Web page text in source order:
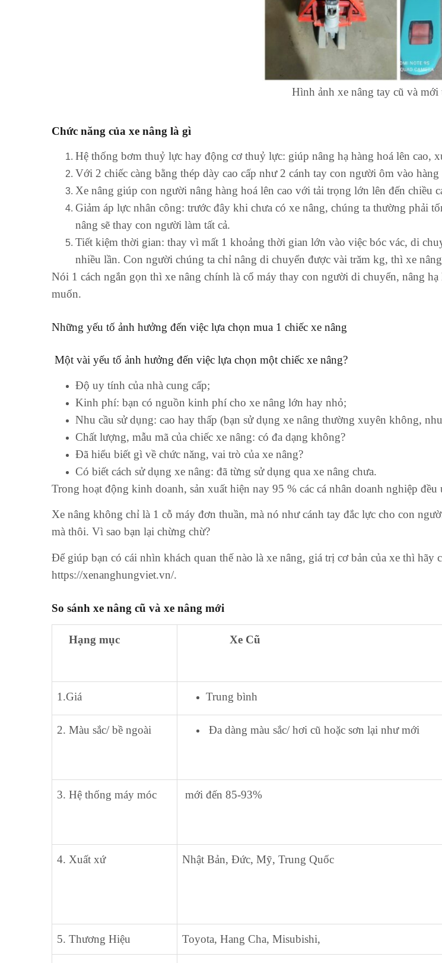
Hình ảnh xe nâng tay cũ và mới
Chức năng của xe nâng là gì
Hệ thống bơm thuỷ lực hay động cơ thuỷ lực: giúp nâng hạ hàng hoá lên cao,
Với 2 chiếc càng bằng thép dày cao cấp như 2 cánh tay con người ôm vào
Xe nâng giúp con người nâng hàng hoá lên cao với tải trọng lớn lên đến chiều
Giảm áp lực nhân công: trước đây khi chưa có xe nâng, chúng ta thường phải
nâng sẽ thay con người làm tất cả.
Tiết kiệm thời gian: thay vì mất 1 khoảng thời gian lớn vào việc bóc vác, di
nhiều lần. Con người chúng ta chỉ nâng di chuyển được vài trăm kg, thì xe
Nói 1 cách ngắn gọn thì xe nâng chính là cổ máy thay con người di chuyển, nâng
muốn.
Những yếu tố ảnh hưởng đến việc lựa chọn mua 1 chiếc xe nâng
Một vài yếu tố ảnh hưởng đến việc lựa chọn một chiếc xe nâng?
Độ uy tính của nhà cung cấp;
Kinh phí: bạn có nguồn kinh phí cho xe nâng lớn hay nhỏ;
Nhu cầu sử dụng: cao hay thấp (bạn sử dụng xe nâng thường xuyên không,
Chất lượng, mẫu mã của chiếc xe nâng: có đa dạng không?
Đã hiểu biết gì về chức năng, vai trò của xe nâng?
Có biết cách sử dụng xe nâng: đã từng sử dụng qua xe nâng chưa.
Trong hoạt động kinh doanh, sản xuất hiện nay 95 % các cá nhân doanh nghiệp
Xe nâng không chỉ là 1 cỗ máy đơn thuần, mà nó như cánh tay đắc lực cho con
mà thôi. Vì sao bạn lại chừng chừ?
Để giúp bạn có cái nhìn khách quan thế nào là xe nâng, giá trị cơ bản của xe thì
https://xenanghungviet.vn/.
So sánh xe nâng cũ và xe nâng mới
Hạng mục Xe Cũ
1.Giá Trung bình
2. Màu sắc/ bề ngoài Đa dàng màu sắc/ hơi cũ hoặc sơn lại như mới
3. Hệ thống máy móc mới đến 85-93%
4. Xuất xứ Nhật Bản, Đức, Mỹ, Trung Quốc
5. Thương Hiệu Toyota, Hang Cha, Misubishi,